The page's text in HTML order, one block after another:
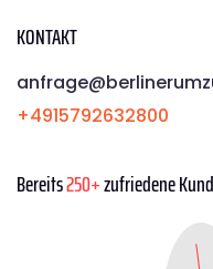
KONTAKT
+4915792632800
Bereits250+zufriedene